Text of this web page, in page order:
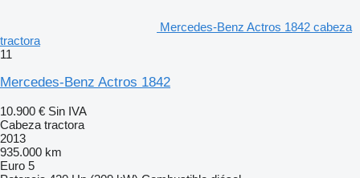
Mercedes-Benz Actros 1842 cabeza
tractora
11
Mercedes-Benz Actros 1842
10.900 € Sin IVA
Cabeza tractora
2013
935.000 km
Euro 5